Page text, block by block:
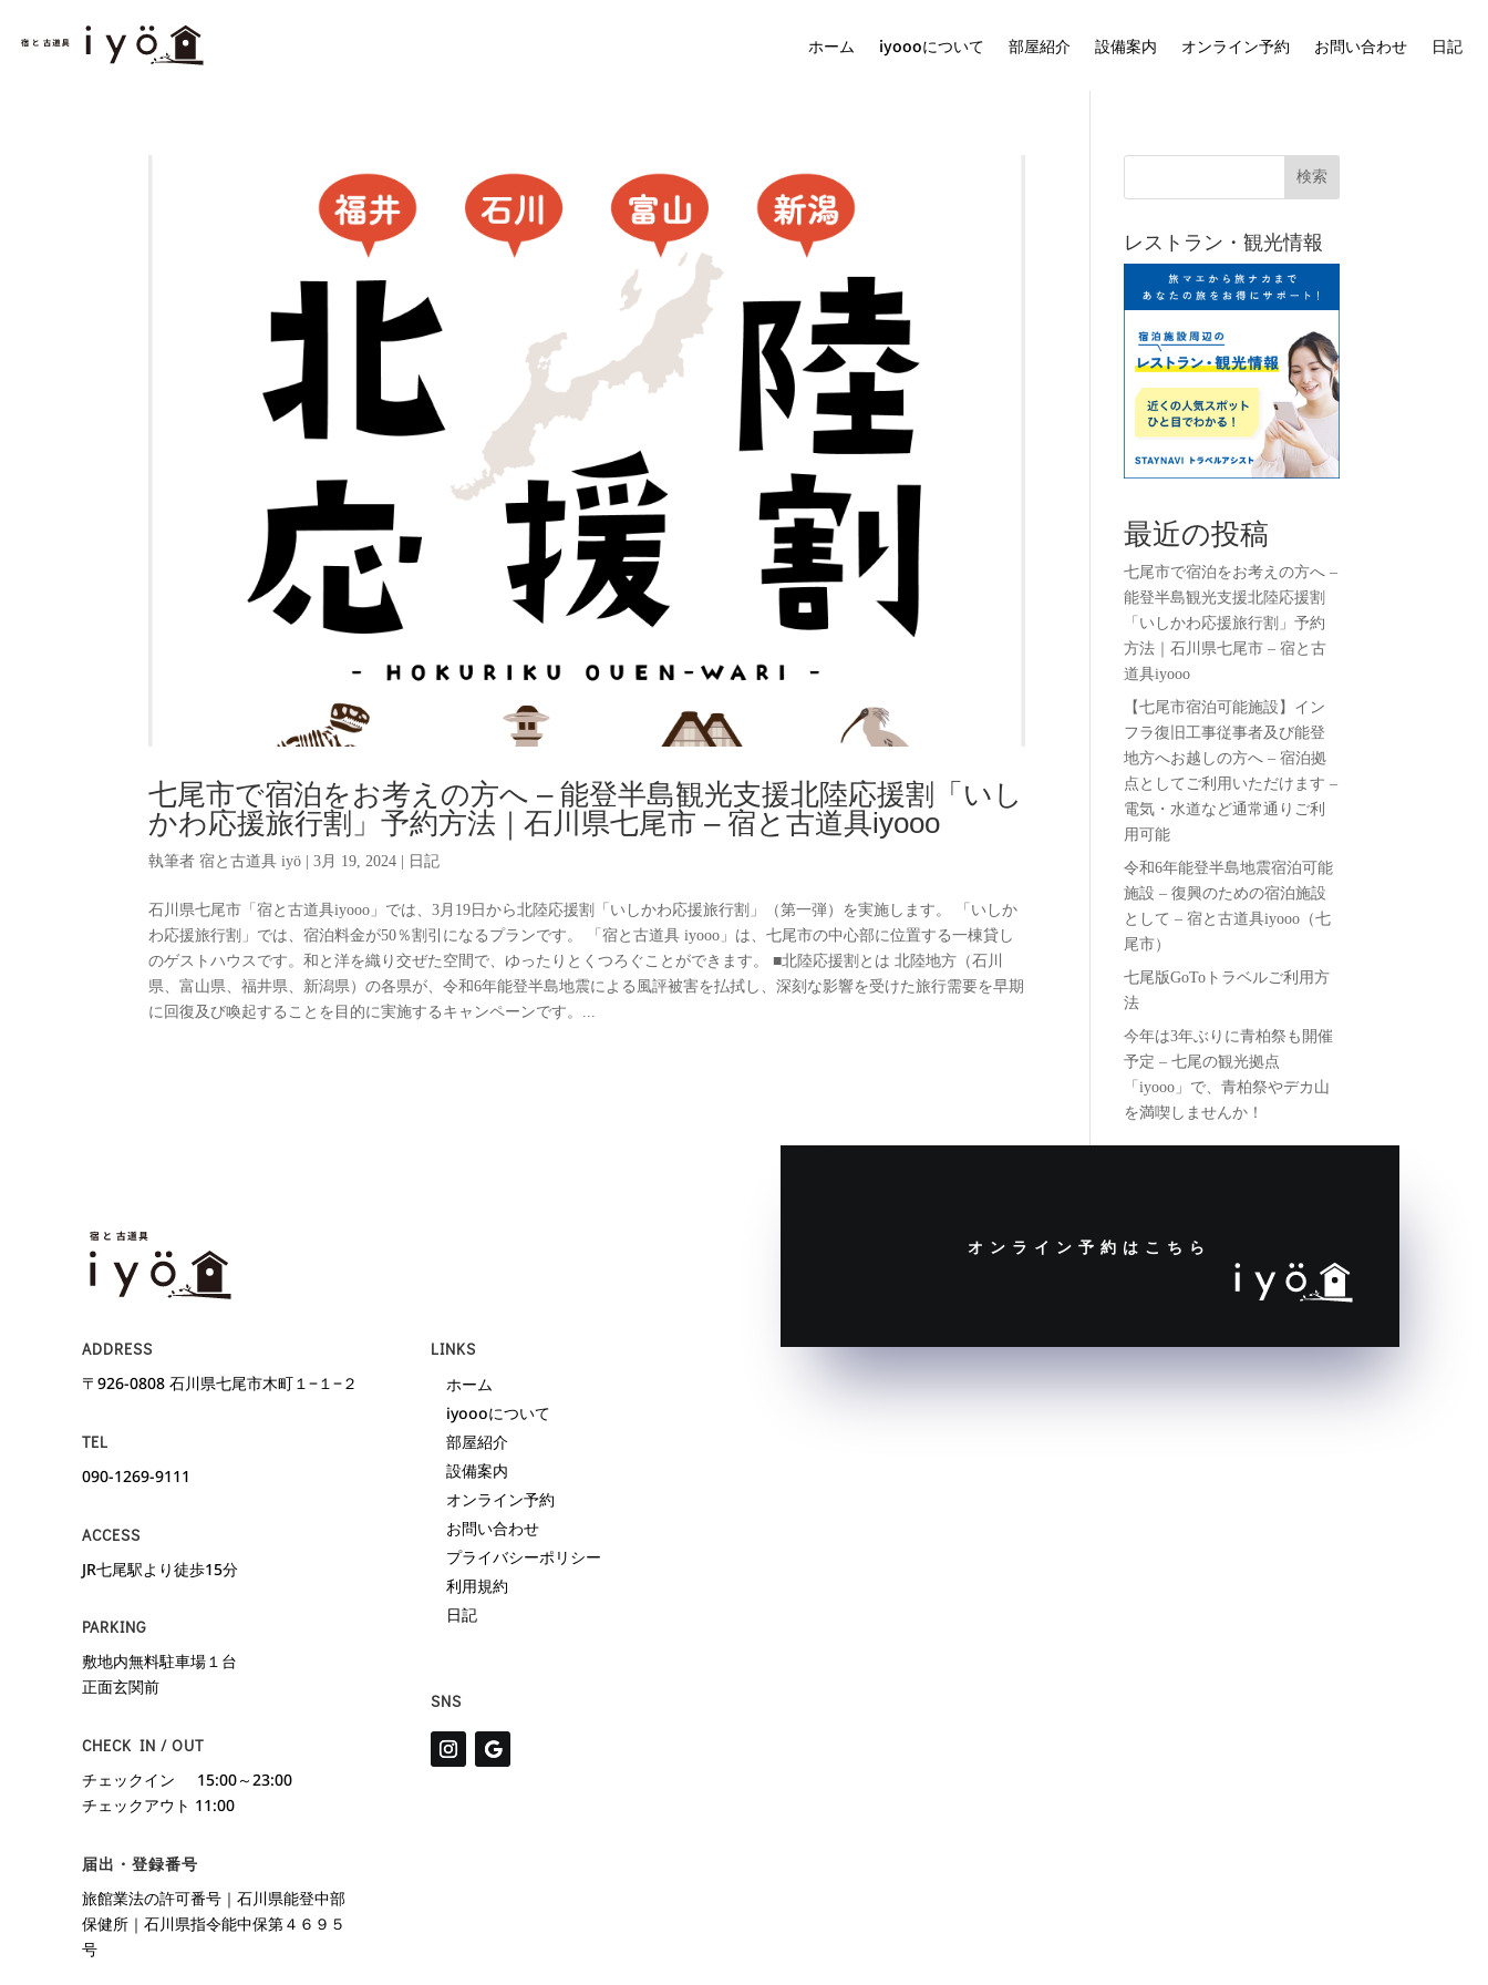
ホーム iyoooについて 部屋紹介 設備案内 オンライン予約 お問い合わせ 日記
七尾市で宿泊をお考えの方へ – 能登半島観光支援北陸応援割「いし
かわ応援旅行割」予約方法｜石川県七尾市 – 宿と古道具iyooo
執筆者宿と古道具 iyö |3月 19, 2024 日記
石川県七尾市「宿と古道具iyooo」では、3月19日から北陸応援割「いしかわ応援旅行割」（第一弾）を実施します。 「いしか
わ応援旅行割」では、宿泊料金が50％割引になるプランです。 「宿と古道具 iyooo」は、七尾市の中心部に位置する一棟貸し
のゲストハウスです。和と洋を織り交ぜた空間で、ゆったりとくつろぐことができます。 ■北陸応援割とは 北陸地方（石川
県、富山県、福井県、新潟県）の各県が、令和6年能登半島地震による風評被害を払拭し、深刻な影響を受けた旅行需要を早期
に回復及び喚起することを目的に実施するキャンペーンです。...
レストラン・観光情報
最近の投稿
七尾市で宿泊をお考えの方へ –
能登半島観光支援北陸応援割
「いしかわ応援旅行割」予約
方法｜石川県七尾市 – 宿と古
道具iyooo
【七尾市宿泊可能施設】イン
フラ復旧工事従事者及び能登
地方へお越しの方へ – 宿泊拠
点としてご利用いただけます –
電気・水道など通常通りご利
用可能
令和6年能登半島地震宿泊可能
施設 – 復興のための宿泊施設
として – 宿と古道具iyooo（七
尾市）
七尾版GoToトラベルご利用方
法
今年は3年ぶりに青柏祭も開催
予定 – 七尾の観光拠点
「iyooo」で、青柏祭やデカ山
を満喫しませんか！
ADDRESS
〒926-0808 石川県七尾市木町１−１−２
TEL
090-1269-9111
ACCESS
JR七尾駅より徒歩15分
PARKING
敷地内無料駐車場１台
正面玄関前
CHECK IN / OUT
チェックイン 15:00～23:00
チェックアウト 11:00
届出・登録番号
旅館業法の許可番号｜石川県能登中部
保健所｜石川県指令能中保第４６９５
号
LINKS
ホーム
iyoooについて
部屋紹介
設備案内
オンライン予約
お問い合わせ
プライバシーポリシー
利用規約
日記
SNS
オンライン予約はこちら